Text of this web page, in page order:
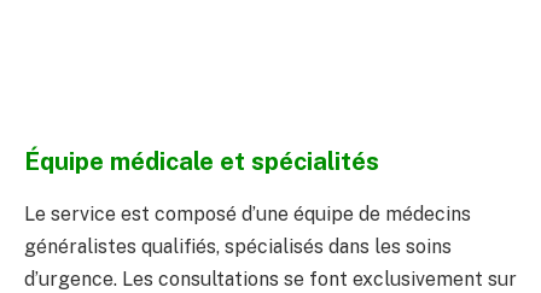
Équipe médicale et spécialités
Le service est composé d’une équipe de médecins
généralistes qualifiés, spécialisés dans les soins
d’urgence. Les consultations se font exclusivement sur